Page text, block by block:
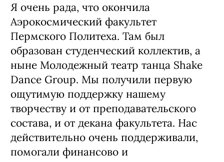
Я очень рада, что окончила
Аэрокосмический факультет
Пермского Политеха. Там был
образован студенческий коллектив, а
ныне Молодежный театр танца Shake
Dance Group. Мы получили первую
ощутимую поддержку нашему
творчеству и от преподавательского
состава, и от декана факультета. Нас
действительно очень поддерживали,
помогали финансово и